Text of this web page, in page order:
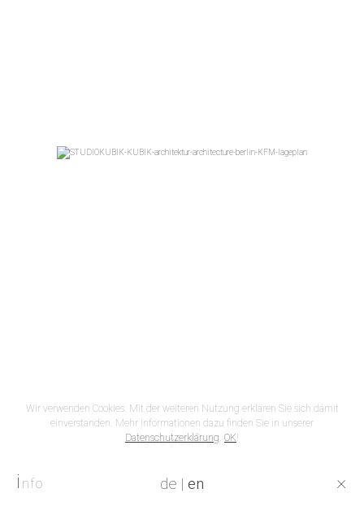
figure ground plan
Wir verwenden Cookies. Mit der weiteren Nutzung erklären Sie sich damit
einverstanden. Mehr Informationen dazu finden Sie in unserer
Datenschutzerklärung. OK!
i de | en ×